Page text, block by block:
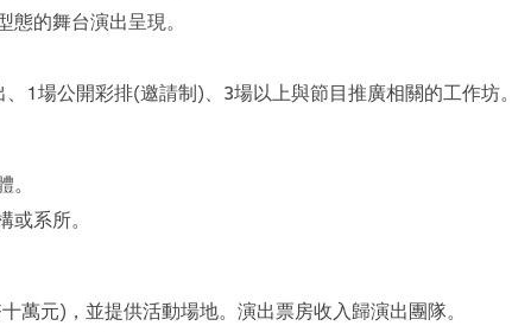
的舞台演出呈現。
1場公開彩排(邀請制)、3場以上與節目推廣相關的工作坊。
系所。
萬元)，並提供活動場地。演出票房收入歸演出團隊。